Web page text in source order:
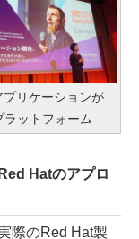
プリケーションが
ラットフォーム
Hatのアプロ
際のRed Hat製